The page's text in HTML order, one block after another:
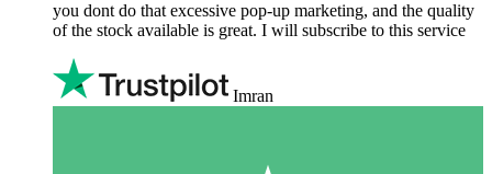
you dont do that excessive pop-up marketing, and the quality
of the stock available is great. I will subscribe to this service
Imran